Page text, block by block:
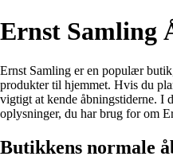
Ernst Samling
Ernst Samling er en populær
produkter til hjemmet. Hvis du
vigtigt at kende åbningstiderne. I
oplysninger, du har brug for om
Butikkens normale